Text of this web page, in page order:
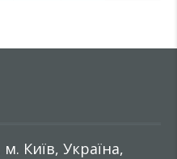
Київ, Україна,